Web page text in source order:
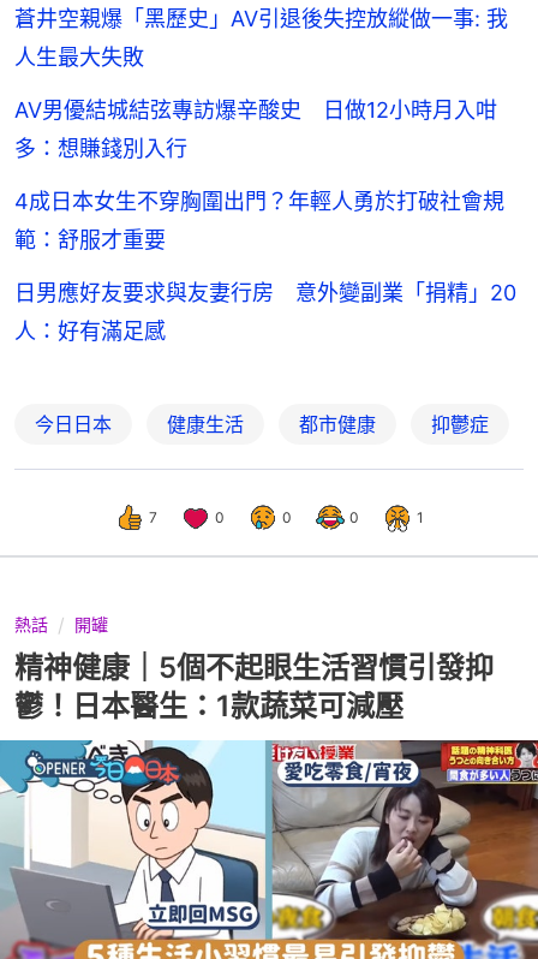
蒼井空親爆「黑歷史」AV引退後失控放縱做一事: 我
人生最大失敗
AV男優結城結弦專訪爆辛酸史 日做12小時月入咁
多：想賺錢別入行
4成日本女生不穿胸圍出門？年輕人勇於打破社會規
範：舒服才重要
日男應好友要求與友妻行房 意外變副業「捐精」20
人：好有滿足感
今日日本 健康生活 都市健康 抑鬱症
7 0 0 0 1
熱話 開罐
精神健康｜5個不起眼生活習慣引發抑
鬱！日本醫生：1款蔬菜可減壓